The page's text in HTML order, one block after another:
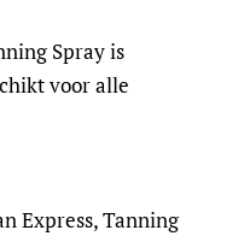
Spray is
voor alle
Express, Tanning